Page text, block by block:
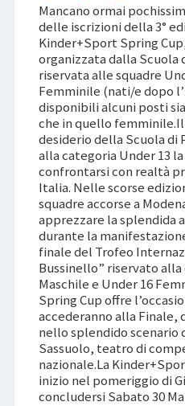
Mancano ormai
delle iscrizioni della 3°
Kinder+Sport Spring
organizzata dalla Scuola
riservata alle squadre
Femminile (nati/e dopo
disponibili alcuni posti
che in quello femminile.Il
desiderio della Scuola di
alla categoria Under 13
confrontarsi con realtà
Italia. Nelle scorse
squadre accorse a
apprezzare la splendida
durante la
finale del Trofeo
Bussinello” riservato
Maschile e Under 16
Spring Cup offre
accederanno alla
nello splendido scenario
Sassuolo, teatro di
nazionale.La
inizio nel pomeriggio di
concludersi Sabato 30